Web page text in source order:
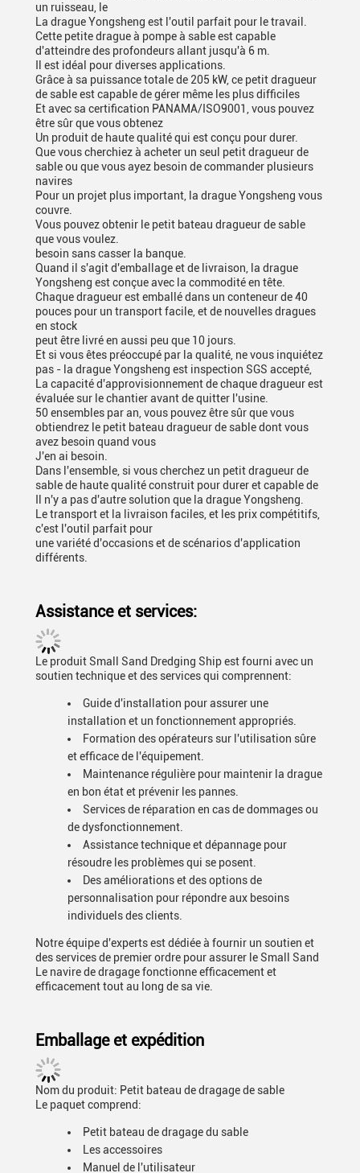
un ruisseau, le
La drague Yongsheng est l'outil parfait pour le travail.
Cette petite drague à pompe à sable est capable
d'atteindre des profondeurs allant jusqu'à 6 m.
Il est idéal pour diverses applications.
Grâce à sa puissance totale de 205 kW, ce petit dragueur
de sable est capable de gérer même les plus difficiles
Et avec sa certification PANAMA/ISO9001, vous pouvez
être sûr que vous obtenez
Un produit de haute qualité qui est conçu pour durer.
Que vous cherchiez à acheter un seul petit dragueur de
sable ou que vous ayez besoin de commander plusieurs
navires
Pour un projet plus important, la drague Yongsheng vous
couvre.
Vous pouvez obtenir le petit bateau dragueur de sable
que vous voulez.
besoin sans casser la banque.
Quand il s'agit d'emballage et de livraison, la drague
Yongsheng est conçue avec la commodité en tête.
Chaque dragueur est emballé dans un conteneur de 40
pouces pour un transport facile, et de nouvelles dragues
en stock
peut être livré en aussi peu que 10 jours.
Et si vous êtes préoccupé par la qualité, ne vous inquiétez
pas - la drague Yongsheng est inspection SGS accepté,
La capacité d'approvisionnement de chaque dragueur est
évaluée sur le chantier avant de quitter l'usine.
50 ensembles par an, vous pouvez être sûr que vous
obtiendrez le petit bateau dragueur de sable dont vous
avez besoin quand vous
J'en ai besoin.
Dans l'ensemble, si vous cherchez un petit dragueur de
sable de haute qualité construit pour durer et capable de
Il n'y a pas d'autre solution que la drague Yongsheng.
Le transport et la livraison faciles, et les prix compétitifs,
c'est l'outil parfait pour
une variété d'occasions et de scénarios d'application
différents.
Assistance et services:
Le produit Small Sand Dredging Ship est fourni avec un
soutien technique et des services qui comprennent:
Guide d'installation pour assurer une
installation et un fonctionnement appropriés.
Formation des opérateurs sur l'utilisation sûre
et efficace de l'équipement.
Maintenance régulière pour maintenir la drague
en bon état et prévenir les pannes.
Services de réparation en cas de dommages ou
de dysfonctionnement.
Assistance technique et dépannage pour
résoudre les problèmes qui se posent.
Des améliorations et des options de
personnalisation pour répondre aux besoins
individuels des clients.
Notre équipe d'experts est dédiée à fournir un soutien et
des services de premier ordre pour assurer le Small Sand
Le navire de dragage fonctionne efficacement et
efficacement tout au long de sa vie.
Emballage et expédition
Nom du produit: Petit bateau de dragage de sable
Le paquet comprend:
Petit bateau de dragage du sable
Les accessoires
Manuel de l'utilisateur